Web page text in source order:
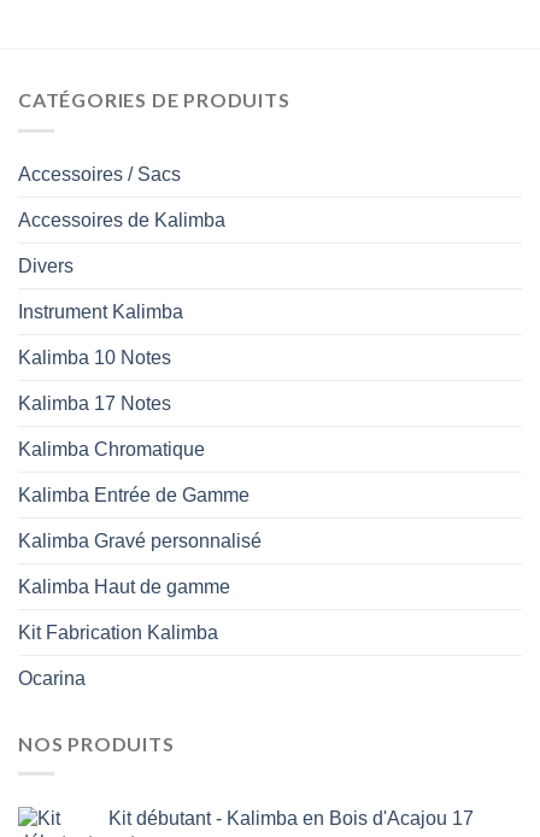
CATÉGORIES DE PRODUITS
Accessoires / Sacs
Accessoires de Kalimba
Divers
Instrument Kalimba
Kalimba 10 Notes
Kalimba 17 Notes
Kalimba Chromatique
Kalimba Entrée de Gamme
Kalimba Gravé personnalisé
Kalimba Haut de gamme
Kit Fabrication Kalimba
Ocarina
NOS PRODUITS
Kit débutant - Kalimba en Bois d'Acajou 17